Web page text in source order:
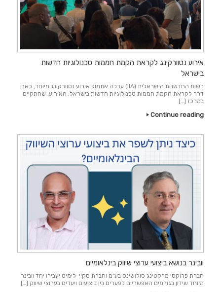
אירוע נטוורקינג לקראת הקמת חממות טכנולוגיות חדשות
בישראל
רשות החדשנות הישראלית (IIA) ערכה אתמול אירוע נטוורקינג מיוחד, כאבן
דרך לקראת הקמת חממות טכנולוגיות חדשות בישראל. האירוע, שהתקיים
במרכז […]
Continue reading
וובינר בנושא ביצועי ערוצי שיווק בינלאומיים
חברת פרוקסי מרקטינג סולושינס בע"מ וחברת סקיי-לימיט יעבירו יחד וובינר
מיוחד שידון בגורמים האפשריים לפערים בין ביצועים ויעדים בערוצי שיווק […]